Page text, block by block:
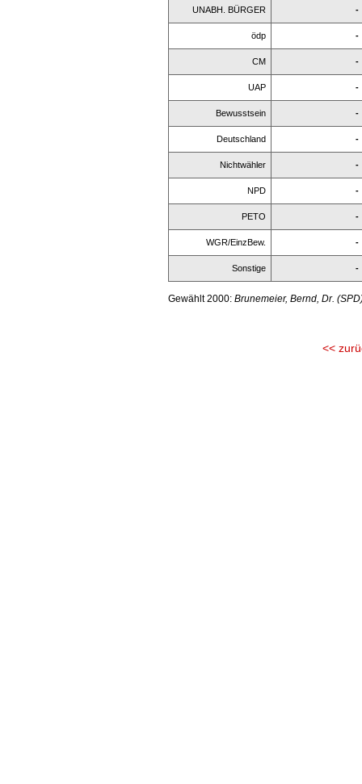
UNABH. BÜRGER -
ödp -
CM -
UAP -
Bewusstsein -
Deutschland -
Nichtwähler -
NPD -
PETO -
WGR/EinzBew. -
Sonstige -
Gewählt 2000:Brunemeier, Bernd, Dr.
<<